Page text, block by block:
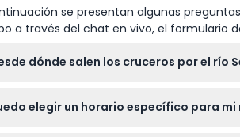
se presentan algunas
a través del chat en vivo, el formulario
dónde salen los cruceros por el río
elegir un horario específico para mi